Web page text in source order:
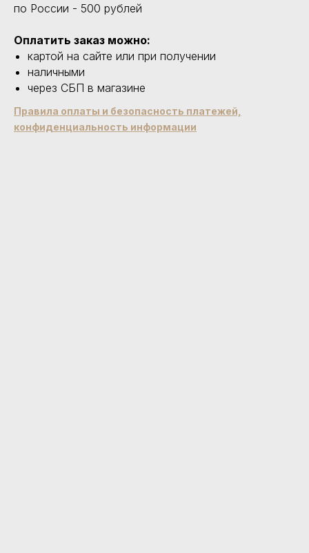
по России - 500 рублей
Оплатить заказ можно:
картой на сайте или при получении
наличными
через СБП в магазине
Правила оплаты и безопасность платежей,
конфиденциальность информации